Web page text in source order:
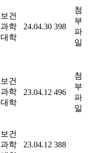
보건
과학
대학
24.04.30 398
첨
부
파
일
보건
과학
대학
23.04.12 496
첨
부
파
일
보건
과학
23.04.12 388